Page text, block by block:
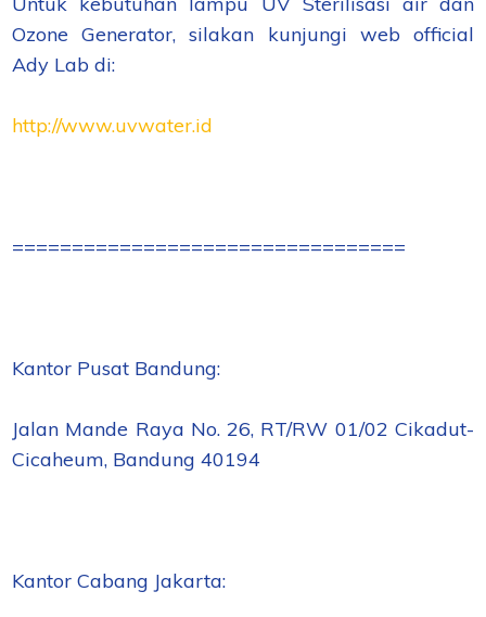
Ozone Generator, silakan kunjungi web official
Ady Lab di:
http://www.uvwater.id
=================================
Kantor Pusat Bandung:
Jalan Mande Raya No. 26, RT/RW 01/02 Cikadut-
Cicaheum, Bandung 40194
Kantor Cabang Jakarta: